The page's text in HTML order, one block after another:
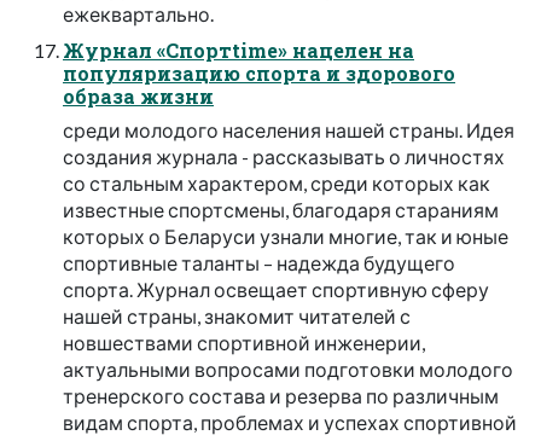
ежеквартально.
Журнал «Спортtime» нацелен на
популяризацию спорта и здорового
образа жизни
среди молодого населения нашей страны. Идея
создания журнала - рассказывать о личностях
со стальным характером, среди которых как
известные спортсмены, благодаря стараниям
которых о Беларуси узнали многие, так и юные
спортивные таланты – надежда будущего
спорта. Журнал освещает спортивную сферу
нашей страны, знакомит читателей с
новшествами спортивной инженерии,
актуальными вопросами подготовки молодого
тренерского состава и резерва по различным
видам спорта, проблемах и успехах спортивной